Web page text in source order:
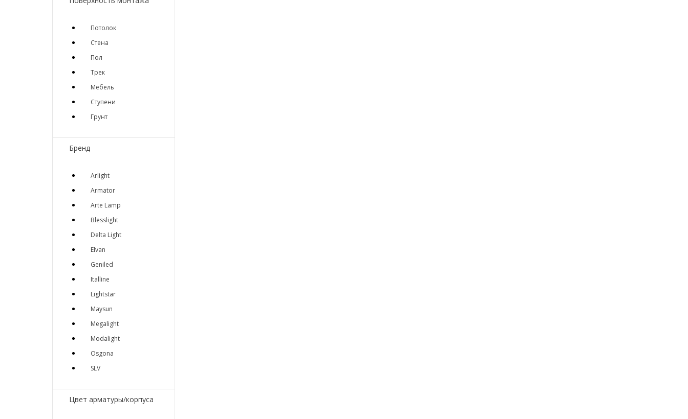
Потолок
Стена
Пол
Трек
Мебель
Ступени
Грунт
Бренд
Arlight
Armator
Arte Lamp
Blesslight
Delta Light
Elvan
Geniled
Italline
Lightstar
Maysun
Megalight
Modalight
Osgona
SLV
Цвет арматуры/корпуса